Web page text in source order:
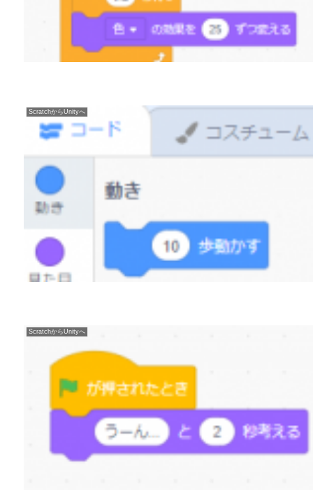
ScratchからUnityへ
ScratchからUnityへ